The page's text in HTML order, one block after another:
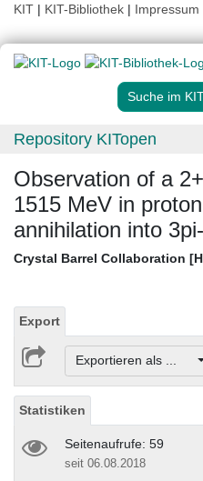
KIT | KIT-Bibliothek | Impressum
Suche im
Repository KITopen
Observation of a
1515 MeV in
annihilation into
Crystal Barrel Collaboration
Export
Exportieren als ...
Statistiken
Seitenaufrufe: 59
seit 06.08.2018